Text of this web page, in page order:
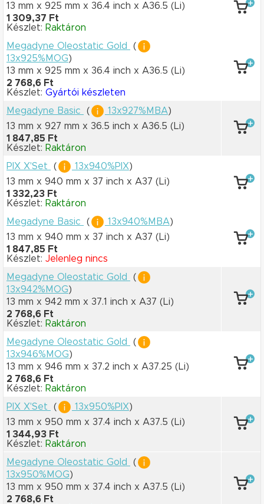
13 mm x 925 mm x 36.4 inch x A36.5 (Li)
1 309,37 Ft
Készlet: Raktáron
Megadyne Oleostatic Gold
(
13x925%MOG)
13 mm x 925 mm x 36.4 inch x A36.5 (Li)
2 768,6 Ft
Készlet: Gyártói készleten
Megadyne Basic
( 13x927%MBA)
13 mm x 927 mm x 36.5 inch x A36.5 (Li)
1 847,85 Ft
Készlet: Raktáron
PIX X'Set
( 13x940%PIX)
13 mm x 940 mm x 37 inch x A37 (Li)
1 332,23 Ft
Készlet: Raktáron
Megadyne Basic
( 13x940%MBA)
13 mm x 940 mm x 37 inch x A37 (Li)
1 847,85 Ft
Készlet: Jelenleg nincs
Megadyne Oleostatic Gold
(
13x942%MOG)
13 mm x 942 mm x 37.1 inch x A37 (Li)
2 768,6 Ft
Készlet: Raktáron
Megadyne Oleostatic Gold
(
13x946%MOG)
13 mm x 946 mm x 37.2 inch x A37.25 (Li)
2 768,6 Ft
Készlet: Raktáron
PIX X'Set
( 13x950%PIX)
13 mm x 950 mm x 37.4 inch x A37.5 (Li)
1 344,93 Ft
Készlet: Raktáron
Megadyne Oleostatic Gold
(
13x950%MOG)
13 mm x 950 mm x 37.4 inch x A37.5 (Li)
2 768,6 Ft